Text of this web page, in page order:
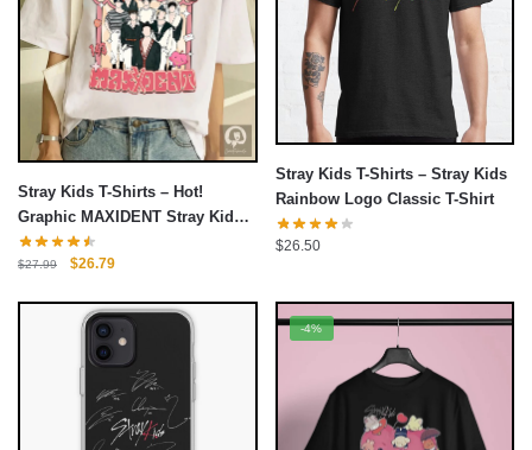
Stray Kids T-Shirts – Hot!
Graphic MAXIDENT Stray Kids
T-Shirt
$27.99
Giá
là:
$27.99.
$26.79Giá
tại
Stray Kids T-Shirts – Stray Kids
Rainbow Logo Classic T-Shirt
$26.50
-4%